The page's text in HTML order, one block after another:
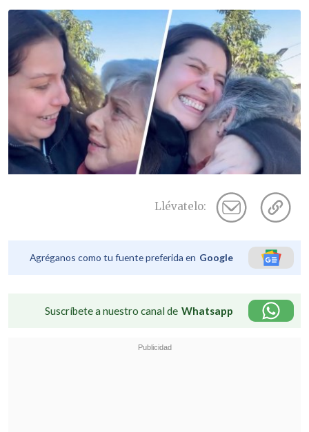
Llévatelo:
Agréganos como tu fuente preferida en Google
Suscríbete a nuestro canal de Whatsapp